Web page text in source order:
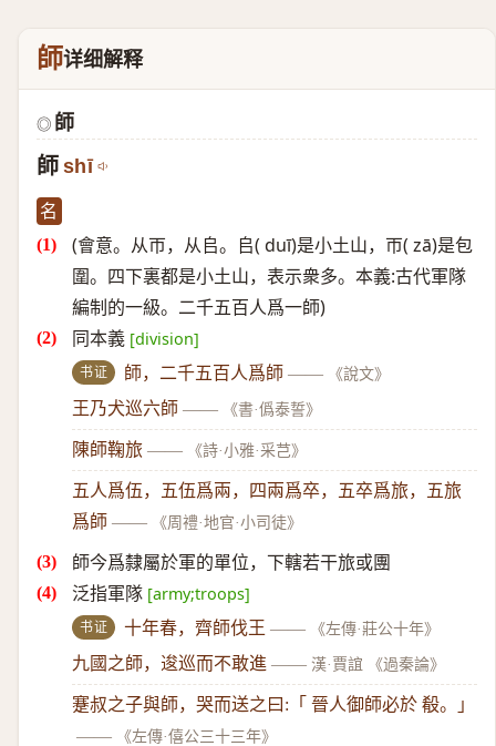
師详细解释
◎ 師
師 shī
名
(會意。从帀，从𠂤。𠂤( duī)是小土山，帀( zā)是包
圍。四下裏都是小土山，表示衆多。本義:古代軍隊
編制的一級。二千五百人爲一師)
同本義 [division]
书证 師，二千五百人爲師 —— 《說文》
王乃犬巡六師 —— 《書·僞泰誓》
陳師鞠旅 —— 《詩·小雅·采芑》
五人爲伍，五伍爲兩，四兩爲卒，五卒爲旅，五旅
爲師 —— 《周禮·地官·小司徒》
師今爲隸屬於軍的單位，下轄若干旅或團
泛指軍隊 [army;troops]
书证 十年春，齊師伐王 —— 《左傳·莊公十年》
九國之師，逡巡而不敢進 —— 漢·賈誼 《過秦論》
蹇叔之子與師，哭而送之曰:「 晉人御師必於 殽。」
——
《左傳·僖公三十三年》